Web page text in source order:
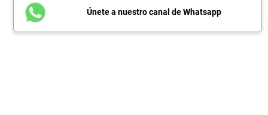
Únete a nuestro canal de Whatsapp